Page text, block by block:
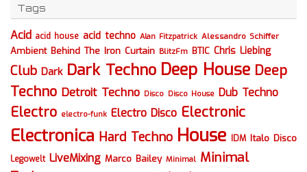
Tags
Acid acid house acid techno Alan Fitzpatrick Alessandro Schiffer
Ambient Behind The Iron Curtain BlitzFm BTIC Chris Liebing
Club Dark Dark Techno Deep House Deep
Techno Detroit Techno Disco Disco House Dub Techno
Electro electro-funk Electro Disco Electronic
Electronica Hard Techno House IDM Italo Disco
Legowelt LiveMixing Marco Bailey Minimal Minimal